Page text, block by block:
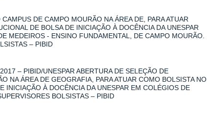
DE CAMPO MOURÃO NA ÁREA DE, PARA ATUAR
DE BOLSA DE INICIAÇÃO À DOCÊNCIA DA UNESPAR
MEDEIROS - ENSINO FUNDAMENTAL, DE CAMPO MOURÃO.
– PIBID
– PIBID/UNESPAR ABERTURA DE SELEÇÃO DE
NA ÁREA DE GEOGRAFIA, PARA ATUAR COMO BOLSISTA NO
INICIAÇÃO À DOCÊNCIA DA UNESPAR EM COLÉGIOS DE
BOLSISTAS – PIBID